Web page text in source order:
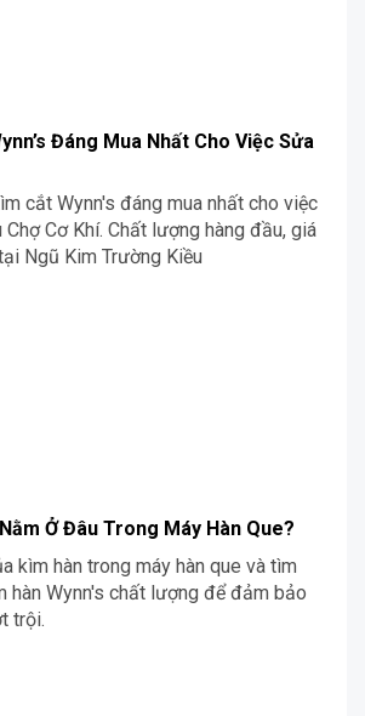
Đáng Mua Nhất Cho Việc Sửa
cắt Wynn's đáng mua nhất cho việc
Cơ Khí. Chất lượng hàng đầu, giá
Ngũ Kim Trường Kiều
Nằm Ở Đâu Trong Máy Hàn Que?
kìm hàn trong máy hàn que và tìm
hàn Wynn's chất lượng để đảm bảo
trội.